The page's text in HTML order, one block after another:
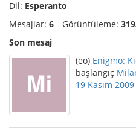
Dil: Esperanto
Mesajlar: 6 Görüntüleme:
Son mesaj
(eo) Enigmo:
başlangıç
19 Kasım 2009